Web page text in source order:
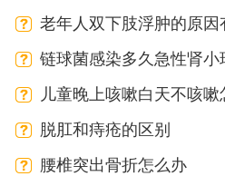
老年人双下肢浮肿的原因
链球菌感染多久急性肾小
儿童晚上咳嗽白天不咳嗽
脱肛和痔疮的区别
腰椎突出骨折怎么办